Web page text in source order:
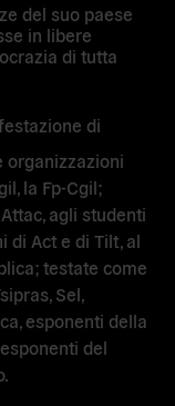
del suo paese
in libere
di tutta
di
organizzazioni
la Fp-Cgil;
agli studenti
di Act e di Tilt, al
testate come
Sel,
esponenti della
del